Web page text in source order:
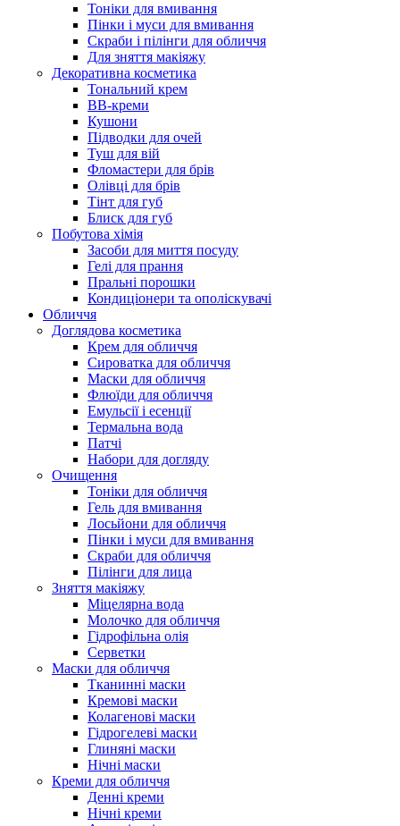
Тоніки для вмивання
Пінки і муси для вмивання
Скраби і пілінги для обличчя
Для зняття макіяжу
Декоративна косметика
Тональний крем
BB-креми
Кушони
Підводки для очей
Туш для вій
Фломастери для брів
Олівці для брів
Тінт для губ
Блиск для губ
Побутова хімія
Засоби для миття посуду
Гелі для прання
Пральні порошки
Кондиціонери та ополіскувачі
Обличчя
Доглядова косметика
Крем для обличчя
Сироватка для обличчя
Маски для обличчя
Флюїди для обличчя
Емульсії і есенції
Термальна вода
Патчі
Набори для догляду
Очищення
Тоніки для обличчя
Гель для вмивання
Лосьйони для обличчя
Пінки і муси для вмивання
Скраби для обличчя
Пілінги для лица
Зняття макіяжу
Міцелярна вода
Молочко для обличчя
Гідрофільна олія
Серветки
Маски для обличчя
Тканинні маски
Кремові маски
Колагенові маски
Гідрогелеві маски
Глиняні маски
Нічні маски
Креми для обличчя
Денні креми
Нічні креми